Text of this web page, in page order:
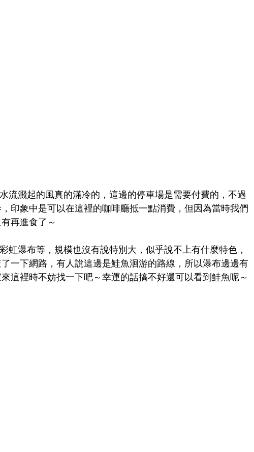
流濺起的風真的滿冷的，這邊的停車場是需要付費的，不過
印象中是可以在這裡的咖啡廳抵一點消費，但因為當時我們
再進食了～
虹瀑布等，規模也沒有說特別大，似乎說不上有什麼特色，
一下網路，有人說這邊是鮭魚洄游的路線，所以瀑布邊邊有
這裡時不妨找一下吧～幸運的話搞不好還可以看到鮭魚呢～